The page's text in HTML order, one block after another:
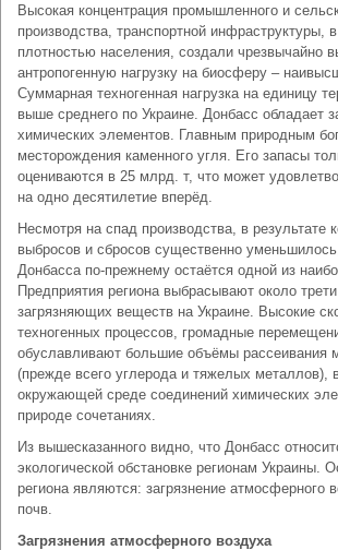
Высокая концентрация промышленного и
производства, транспортной инфраструктуры,
плотностью населения, создали чрезвычайно
антропогенную нагрузку на биосферу –
Суммарная техногенная нагрузка на единицу
выше среднего по Украине. Донбасс обладает
химических элементов. Главным природным
месторождения каменного угля. Его запасы
оцениваются в 25 млрд. т, что может
на одно десятилетие вперёд.
Несмотря на спад производства, в результате
выбросов и сбросов существенно
Донбасса по-прежнему остаётся одной из
Предприятия региона выбрасывают около
загрязняющих веществ на Украине. Высокие
техногенных процессов, громадные
обуславливают большие объёмы рассеивания
(прежде всего углерода и тяжелых металлов),
окружающей среде соединений химических
природе сочетаниях.
Из вышесказанного видно, что Донбасс
экологической обстановке регионам Украины.
региона являются: загрязнение атмосферного
почв.
Загрязнения атмосферного воздуха